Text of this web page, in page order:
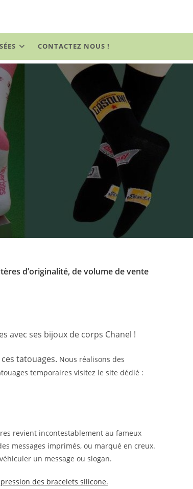
CONTACTEZ NOUS !
d’originalité, de volume de vente
avec ses bijoux de corps Chanel !
tatouages. Nous réalisons des
temporaires visitez le site dédié :
revient incontestablement au fameux
messages imprimés, ou marqué en creux.
un message ou slogan.
des bracelets silicone.